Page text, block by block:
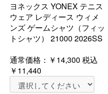
ヨネックス YONEX テニス
ウェア レディース ウィメ
ンズ ゲームシャツ（フィッ
トシャツ） 21000 2026SS
通常価格： ￥14,300 税込
￥11,440